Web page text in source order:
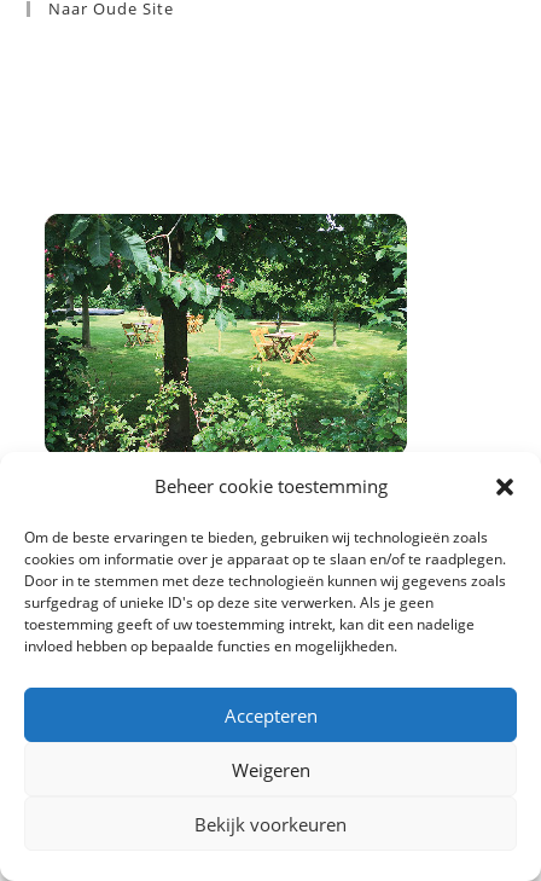
Beheer cookie toestemming
Om de beste ervaringen te bieden, gebruiken wij technologieën zoals
cookies om informatie over je apparaat op te slaan en/of te raadplegen.
Door in te stemmen met deze technologieën kunnen wij gegevens zoals
surfgedrag of unieke ID's op deze site verwerken. Als je geen
toestemming geeft of uw toestemming intrekt, kan dit een nadelige
invloed hebben op bepaalde functies en mogelijkheden.
Accepteren
Weigeren
Bekijk voorkeuren
Naar Oude Site